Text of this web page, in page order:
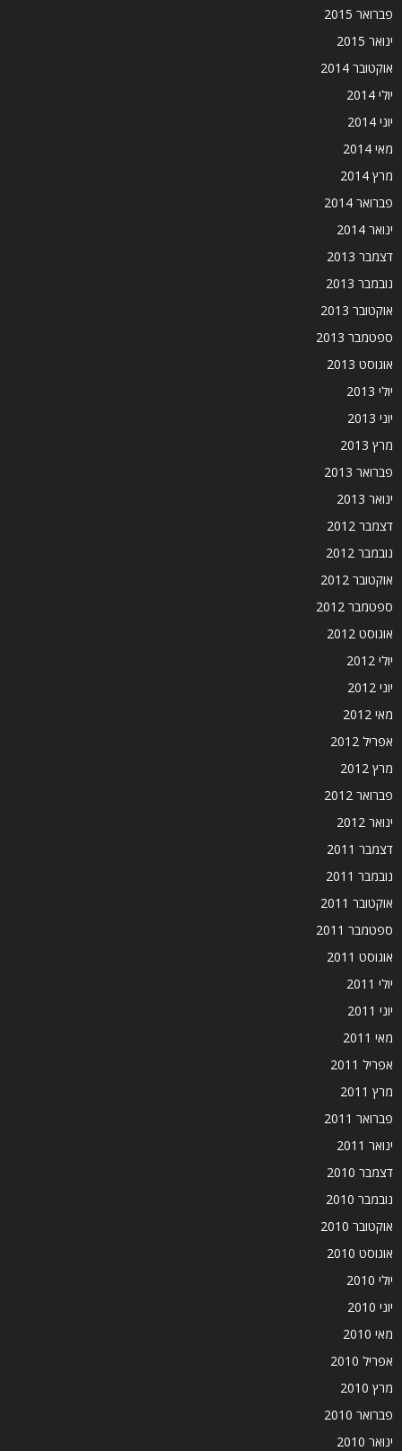
פברואר 2015
ינואר 2015
אוקטובר 2014
יולי 2014
יוני 2014
מאי 2014
מרץ 2014
פברואר 2014
ינואר 2014
דצמבר 2013
נובמבר 2013
אוקטובר 2013
ספטמבר 2013
אוגוסט 2013
יולי 2013
יוני 2013
מרץ 2013
פברואר 2013
ינואר 2013
דצמבר 2012
נובמבר 2012
אוקטובר 2012
ספטמבר 2012
אוגוסט 2012
יולי 2012
יוני 2012
מאי 2012
אפריל 2012
מרץ 2012
פברואר 2012
ינואר 2012
דצמבר 2011
נובמבר 2011
אוקטובר 2011
ספטמבר 2011
אוגוסט 2011
יולי 2011
יוני 2011
מאי 2011
אפריל 2011
מרץ 2011
פברואר 2011
ינואר 2011
דצמבר 2010
נובמבר 2010
אוקטובר 2010
אוגוסט 2010
יולי 2010
יוני 2010
מאי 2010
אפריל 2010
מרץ 2010
פברואר 2010
ינואר 2010